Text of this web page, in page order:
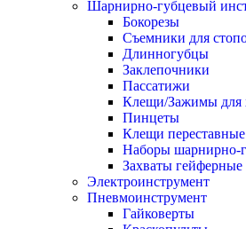
Шарнирно-губцевый
Бокорезы
Съемники для
Длинногубцы
Заклепочники
Пассатижи
Клещи/Зажимы для
Пинцеты
Клещи переставные
Наборы шарнирно-
Захваты гейферные
Электроинструмент
Пневмоинструмент
Гайковерты